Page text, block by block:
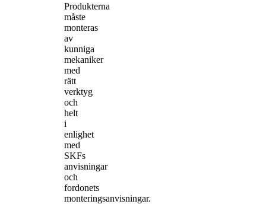
Produkterna
måste
monteras
av
kunniga
mekaniker
med
rätt
verktyg
och
helt
i
enlighet
med
SKFs
anvisningar
och
fordonets
monteringsanvisningar.